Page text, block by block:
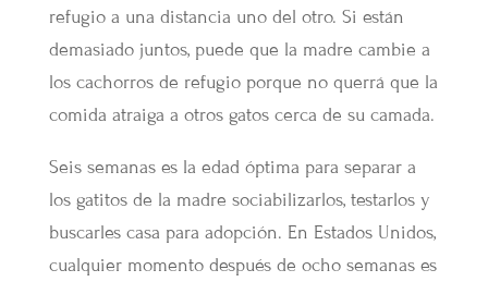
refugio a una distancia uno del otro. Si están
demasiado juntos, puede que la madre cambie a
los cachorros de refugio porque no querrá que la
comida atraiga a otros gatos cerca de su camada.
Seis semanas es la edad óptima para separar a
los gatitos de la madre sociabilizarlos, testarlos y
buscarles casa para adopción. En Estados Unidos,
cualquier momento después de ocho semanas es